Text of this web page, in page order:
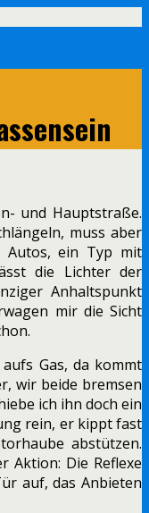
und Hauptstraße.
muss aber
Autos, ein Typ mit
die Lichter der
Anhaltspunkt
mir die Sicht
Gas, da kommt
wir beide bremsen
ich ihn doch ein
rein, er kippt fast
abstützen.
Aktion: Die Reflexe
auf, das Anbieten